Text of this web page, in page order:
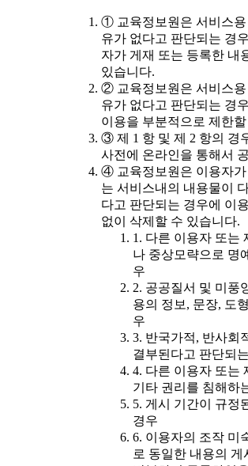
① 교육정보원은 서비스용
유가 없다고 판단되는 경
자가 게재 또는 등록한 내
있습니다.
② 교육정보원은 서비스용
유가 없다고 판단되는 경
이용을 부분적으로 제한
③ 제 1 항 및 제 2 항의 경
사전에 온라인을 통해서
④ 교육정보원은 이용자
는 서비스내의 내용물이
다고 판단되는 경우에 이
없이 삭제할 수 있습니다.
1. 다른 이용자 또는
나 중상모략으로 명
우
2. 공공질서 및 미풍
용의 정보, 문장, 도
우
3. 반국가적, 반사회
결부된다고 판단되
4. 다른 이용자 또는
기타 권리를 침해하
5. 게시 기간이 규정
경우
6. 이용자의 조작 미
로 동일한 내용의 게